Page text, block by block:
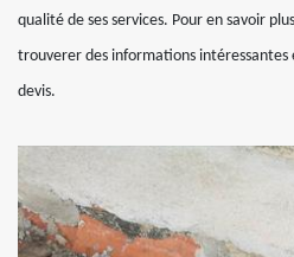
qualité de ses services. Pour en savoir
trouverer des informations
devis.